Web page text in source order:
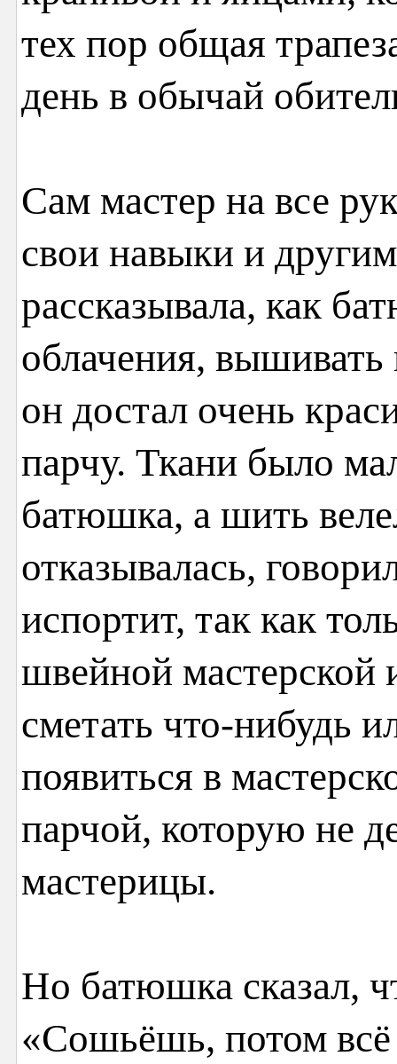
тех пор общая
день в обычай
Сам мастер на все
свои навыки и
рассказывала, как
облачения,
он достал очень
парчу. Ткани было
батюшка, а шить
отказывалась,
испортит, так как
швейной мастерской
сметать что-нибудь
появиться в
парчой, которую не
мастерицы.
Но батюшка сказал,
«Сошьёшь, потом